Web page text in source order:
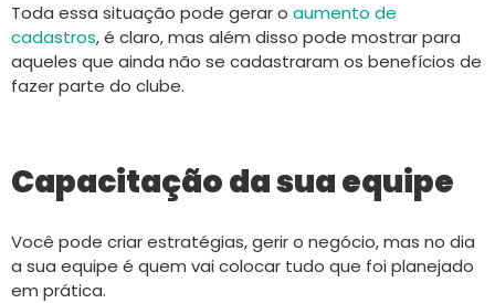
Toda essa situação pode gerar o aumento de
cadastros, é claro, mas além disso pode mostrar para
aqueles que ainda não se cadastraram os benefícios de
fazer parte do clube.
Capacitação da sua equipe
Você pode criar estratégias, gerir o negócio, mas no dia
a sua equipe é quem vai colocar tudo que foi planejado
em prática.